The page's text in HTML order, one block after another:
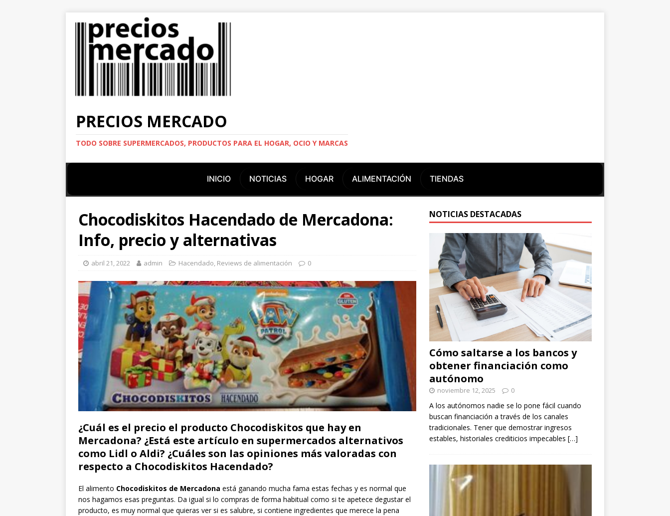
PRECIOS MERCADO
TODO SOBRE SUPERMERCADOS, PRODUCTOS PARA EL HOGAR, OCIO Y MARCAS
INICIO NOTICIAS HOGAR ALIMENTACIÓN TIENDAS
Chocodiskitos Hacendado de Mercadona:
Info, precio y alternativas
abril 21, 2022 admin Hacendado, Reviews de alimentación 0
¿Cuál es el precio el producto Chocodiskitos que hay en
Mercadona? ¿Está este artículo en supermercados alternativos
como Lidl o Aldi? ¿Cuáles son las opiniones más valoradas con
respecto a Chocodiskitos Hacendado?
El alimento Chocodiskitos de Mercadona está ganando mucha fama estas fechas y es normal que
nos hagamos esas preguntas. Da igual si lo compras de forma habitual como si te apetece degustar el
producto, es muy normal que quieras ver si es salubre, si contiene ingredientes que merece la pena
NOTICIAS DESTACADAS
Cómo saltarse a los bancos y
obtener financiación como
autónomo
noviembre 12, 2025 0
A los autónomos nadie se lo pone fácil cuando
buscan financiación a través de los canales
tradicionales. Tener que demostrar ingresos
estables, historiales crediticios impecables […]